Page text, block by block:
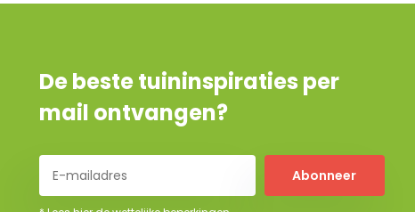
De beste tuininspiraties per
mail ontvangen?
Abonneer